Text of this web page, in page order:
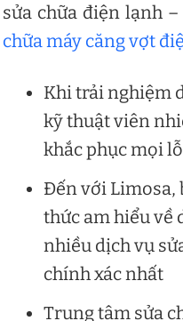
sửa chữa điện lạnh
chữa máy căng vợt
Khi trải nghiệm
kỹ thuật viên
khắc phục mọi
Đến với Limosa,
thức am hiểu về
nhiều dịch vụ
chính xác nhất
Trung tâm sửa